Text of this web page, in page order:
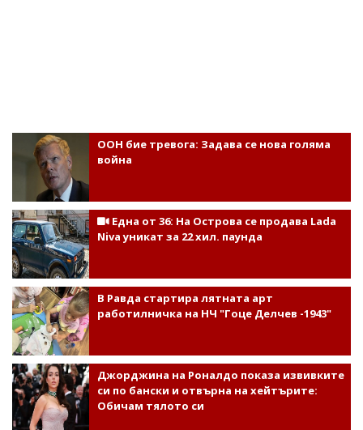
ООН бие тревога: Задава се нова голяма
война
Една от 36: На Острова се продава Lada
Niva уникат за 22 хил. паунда
В Равда стартира лятната арт
работилничка на НЧ "Гоце Делчев -1943"
Джорджина на Роналдо показа извивките
си по бански и отвърна на хейтърите:
Обичам тялото си